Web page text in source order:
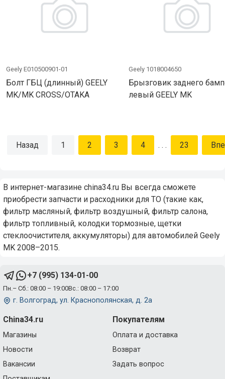
Geely E010500901-01
Болт ГБЦ (длинный) GEELY
MK/MK CROSS/OTAKA
Geely 1018004650
Брызговик заднего
левый GEELY MK
Назад 1 2 3 4 . . . 23
В интернет-магазине china34.ru Вы всегда сможете
приобрести запчасти и расходники для ТО (такие как,
фильтр масляный, фильтр воздушный, фильтр салона,
фильтр топливный, колодки тормозные, щетки
стеклоочистителя, аккумуляторы) для автомобилей Geely
MK 2008–2015.
+7 (995) 134-01-00
Пн.– Сб.: 08:00 – 19:00Вс.: 08:00 – 17:00
г. Волгоград, ул. Краснополянская, д. 2а
China34.ru
Магазины
Новости
Вакансии
Покупателям
Оплата и доставка
Возврат
Задать вопрос